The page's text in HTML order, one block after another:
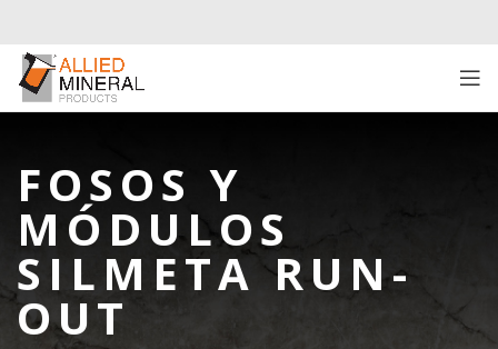
FOSOS Y
MÓDULOS
SILMETA RUN-
OUT